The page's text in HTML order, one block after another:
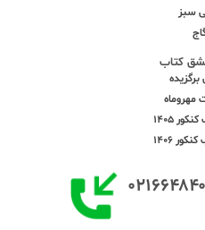
سبز
کتاب
برگزیده
مهروماه
1405
1406